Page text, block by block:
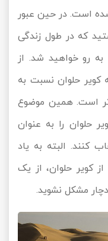
است. در حین عبور
که در طول زندگی
رو خواهید شد. از
حلوان نسبت به
است. همین موضوع
حلوان را به عنوان
کنند. البته به یاد
کویر حلوان، از یک
مشکل نشوید.